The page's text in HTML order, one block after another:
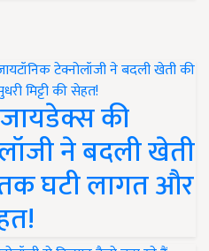
की
ने बदली खेती
घटी लागत और